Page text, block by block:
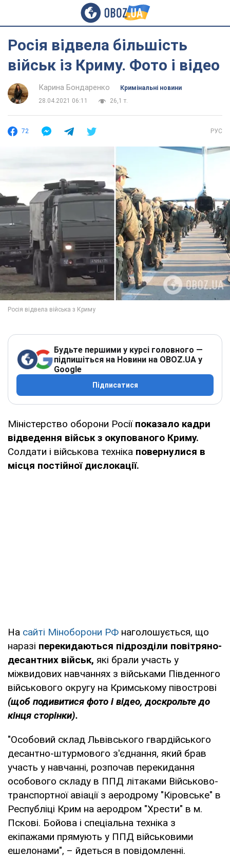
Росія відвела більшість
військ із Криму. Фото і відео
Карина Бондаренко
Кримінальні новини
28.04.2021 06:11
26,1 т.
72 РУС
Будьте першими у курсі головного —
підпишіться на Новини на OBOZ.UA у
Google
Підписатися
Міністерство оборони Росії показало кадри
відведення військ з окупованого Криму.
Солдати і військова техніка повернулися в
місця постійної дислокації.
На сайті Міноборони РФ наголошується, що
наразі перекидаються підрозділи повітряно-
десантних військ, які брали участь у
міжвидових навчаннях з військами Південного
військового округу на Кримському півострові
(щоб подивитися фото і відео, доскрольте до
кінця сторінки).
"Особовий склад Львівського гвардійського
десантно-штурмового з'єднання, який брав
участь у навчанні, розпочав перекидання
особового складу в ППД літаками Військово-
транспортної авіації з аеродрому "Кіровське" в
Республіці Крим на аеродром "Хрести" в м.
Пскові. Бойова і спеціальна техніка з
екіпажами прямують у ППД військовими
ешелонами", – йдеться в повідомленні.